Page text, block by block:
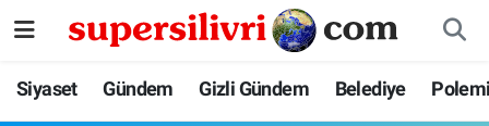
Siyaset Gündem Gizli Gündem Belediye
Siyaset
İstanbul Nöbetçi Eczaneler